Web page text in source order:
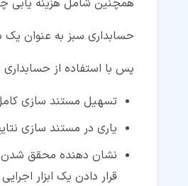
همچنین شامل هزینه یابی
حسابداری سبز به عنوان
پس با استفاده از
تسهیل مستند سازی
یاری در مستند سازی
نشان دهنده محقق شدن
قرار دادن یک ابزار اجرایی